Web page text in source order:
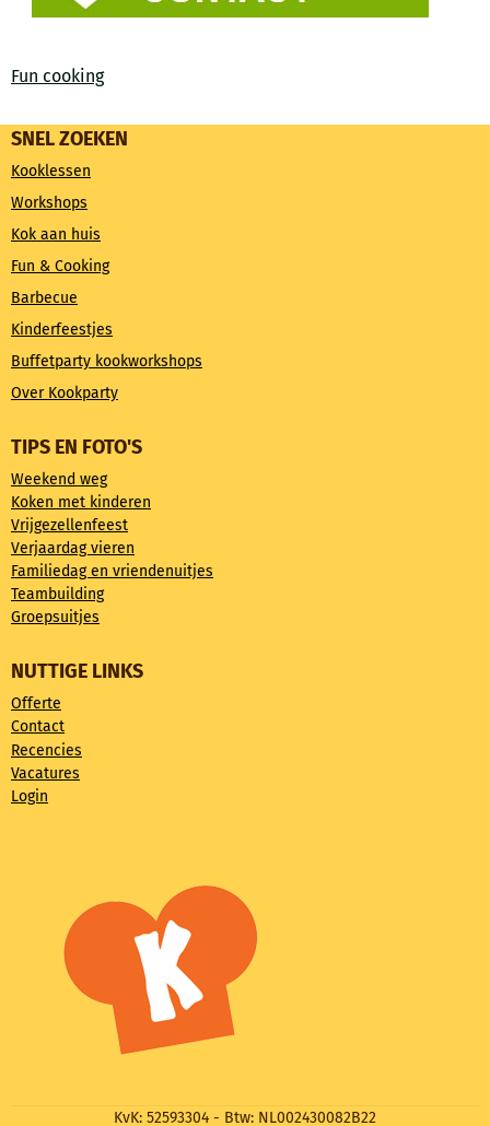
Fun cooking
SNEL ZOEKEN
Kooklessen
Workshops
Kok aan huis
Fun & Cooking
Barbecue
Kinderfeestjes
Buffetparty kookworkshops
Over Kookparty
TIPS EN FOTO'S
Weekend weg
Koken met kinderen
Vrijgezellenfeest
Verjaardag vieren
Familiedag en vriendenuitjes
Teambuilding
Groepsuitjes
NUTTIGE LINKS
Offerte
Contact
Recencies
Vacatures
Login
KvK: 52593304 - Btw: NL002430082B22